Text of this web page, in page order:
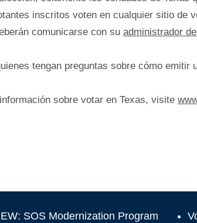
inscritos voten en cualquier sitio de
comunicarse con su administrador
tengan preguntas sobre cómo
sobre votar en Texas, visite
SOS Modernization Program